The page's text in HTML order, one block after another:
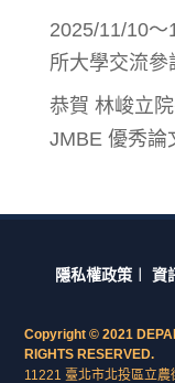
2025/11/10
所大學交流參
恭賀 林峻立
JMBE 優秀論
隱私權政策︱ 資
Copyright © 2021
RIGHTS RESERVED.
11221 臺北市北投區立農